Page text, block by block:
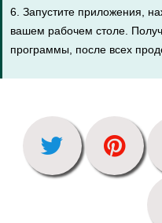
6. Запустите приложения,
вашем рабочем столе.
программы, после всех